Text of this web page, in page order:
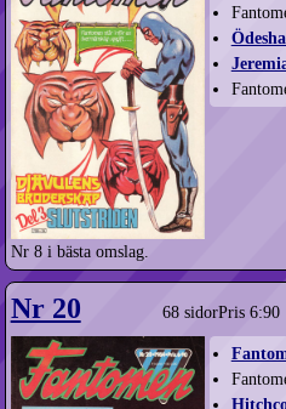
Nr 8 i bästa omslag.
Nr 20 68 sidorPris 6:90